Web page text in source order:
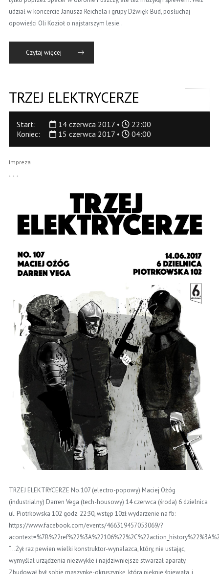
udział w koncercie Janusza Reichela i grupy Dźwięk-Bud, posłuchaj
opowieści Oli Kozioł o najstarszym lesie..
Czytaj więcej
TRZEJ ELEKTRYCERZE
Start: 14 czerwca 2017 •
22:00
Koniec:
15 czerwca 2017 • 04:00
Impreza
TRZEJ ELEKTRYCERZE No.107 (electro-popowy) Maciej Ożóg
(industrialny) Darren Vega (tech-housowy) 14 czerwca (środa) 6 dzielnica
ul. Piotrkowska 102 godz. 22:30, wstęp 10zł wydarzenie na fb:
https://www.facebook.com/events/466319457053069/?
“…Żył raz pewien wielki konstruktor-wynalazca, który, nie ustając,
wymyślał urządzenia niezwykłe i najdziwniejsze stwarzał aparaty.